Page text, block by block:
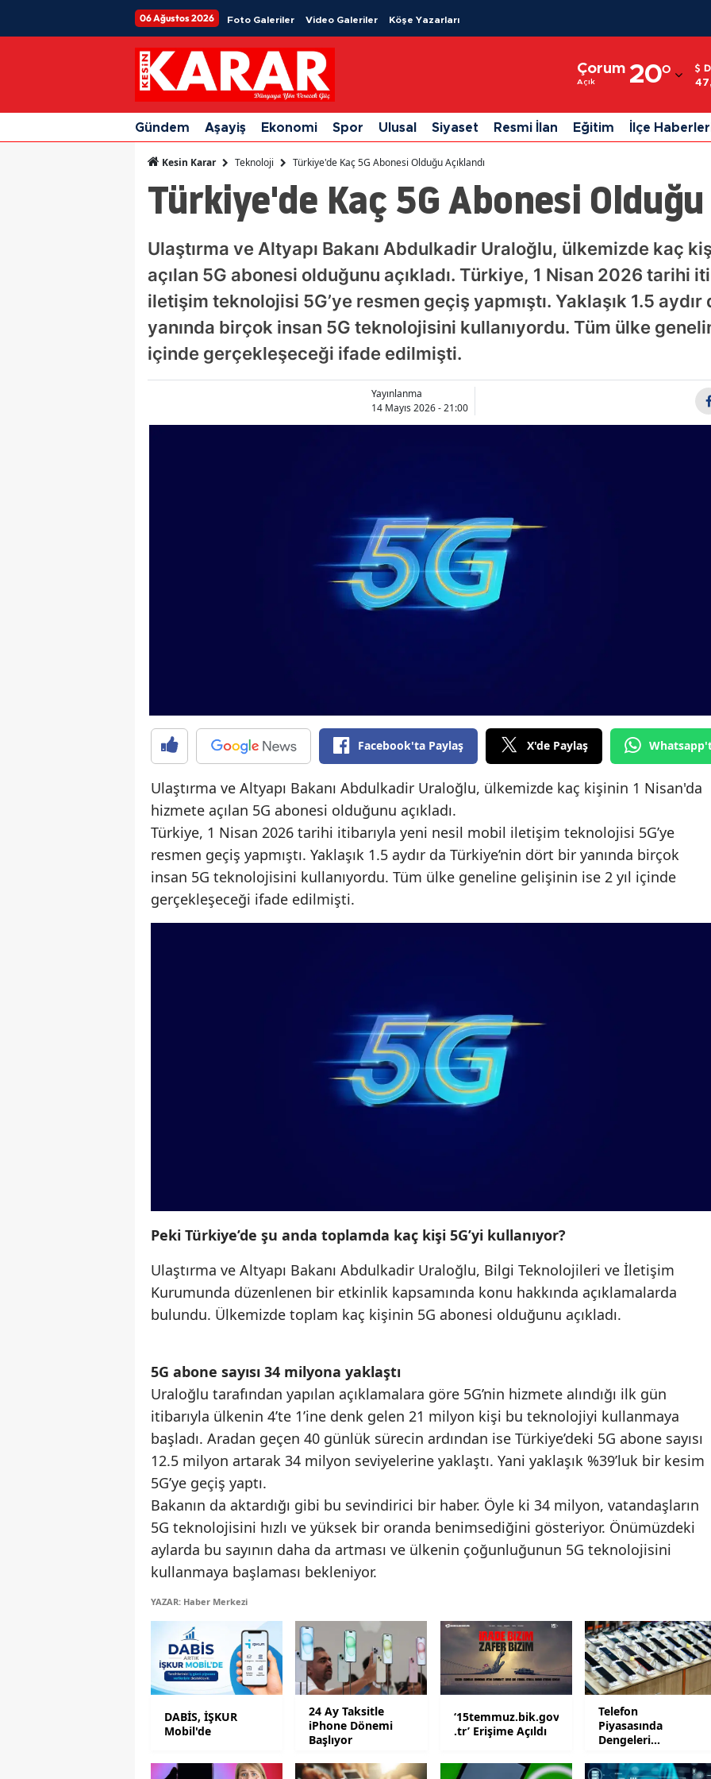
06 Ağustos 2026 Foto Galeriler Video Galeriler Köşe Yazarları
Çorum
Açık 20°
Adıyaman
Afyonkarahisar
Ağrı
Ankara
Antalya
Artvin
Aydın
Edirne
Elazığ
Erzincan
Erzurum
Eskişehir
Giresun
Kırklareli
Kırşehir
Kütahya
Malatya
Kahramanmaraş
Mardin
Nevşehir
Niğde
Ordu
Rize
Sakarya
Gündem Aşayiş Ekonomi Spor Ulusal Siyaset Resmi İlan Eğitim İlçe
Kesin Karar Teknoloji Türkiye'de Kaç 5G Abonesi Olduğu Açıklandı
Türkiye'de Kaç 5G Abonesi Olduğu
Ulaştırma ve Altyapı Bakanı Abdulkadir Uraloğlu, ülkemizde kaç
açılan 5G abonesi olduğunu açıkladı. Türkiye, 1 Nisan 2026 tarihi
iletişim teknolojisi 5G’ye resmen geçiş yapmıştı. Yaklaşık 1.5
yanında birçok insan 5G teknolojisini kullanıyordu. Tüm ülke
içinde gerçekleşeceği ifade edilmişti.
Yayınlanma
14 Mayıs 2026 - 21:00
Facebook'ta Paylaş X'de Paylaş
Ulaştırma ve Altyapı Bakanı Abdulkadir Uraloğlu, ülkemizde kaç kişinin 1 Nisan'da
hizmete açılan 5G abonesi olduğunu açıkladı.
Türkiye, 1 Nisan 2026 tarihi itibarıyla yeni nesil mobil iletişim teknolojisi 5G’ye
resmen geçiş yapmıştı. Yaklaşık 1.5 aydır da Türkiye’nin dört bir yanında birçok
insan 5G teknolojisini kullanıyordu. Tüm ülke geneline gelişinin ise 2 yıl içinde
gerçekleşeceği ifade edilmişti.
Peki Türkiye’de şu anda toplamda kaç kişi 5G’yi kullanıyor?
Ulaştırma ve Altyapı Bakanı Abdulkadir Uraloğlu, Bilgi Teknolojileri ve İletişim
Kurumunda düzenlenen bir etkinlik kapsamında konu hakkında açıklamalarda
bulundu. Ülkemizde toplam kaç kişinin 5G abonesi olduğunu açıkladı.
5G abone sayısı 34 milyona yaklaştı
Uraloğlu tarafından yapılan açıklamalara göre 5G’nin hizmete alındığı ilk gün
itibarıyla ülkenin 4’te 1’ine denk gelen 21 milyon kişi bu teknolojiyi kullanmaya
başladı. Aradan geçen 40 günlük sürecin ardından ise Türkiye’deki 5G abone sayısı
12.5 milyon artarak 34 milyon seviyelerine yaklaştı. Yani yaklaşık %39’luk bir kesim
5G’ye geçiş yaptı.
Bakanın da aktardığı gibi bu sevindirici bir haber. Öyle ki 34 milyon, vatandaşların
5G teknolojisini hızlı ve yüksek bir oranda benimsediğini gösteriyor. Önümüzdeki
aylarda bu sayının daha da artması ve ülkenin çoğunluğunun 5G teknolojisini
kullanmaya başlaması bekleniyor.
YAZAR: Haber Merkezi
DABİS, İŞKUR
Mobil'de
24 Ay Taksitle
iPhone Dönemi
Başlıyor
‘15temmuz.bik.gov
.tr’ Erişime Açıldı
Telefon
Piyasasında
Dengeleri